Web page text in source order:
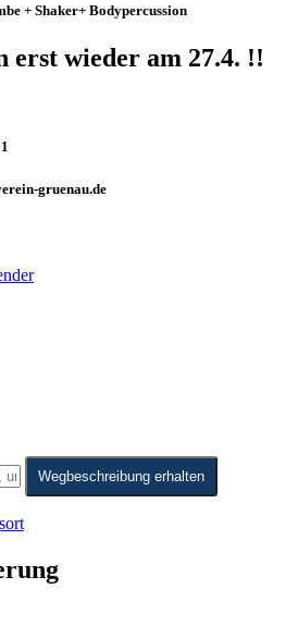
+ Shaker+ Bodypercussion
erst wieder am 27.4. !!
gruenau.de
Wegbeschreibung erhalten